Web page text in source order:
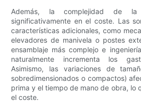
Además, la complejidad de la
significativamente en el coste. Las
características adicionales, como
elevadores de manivela o postes
ensamblaje más complejo e
naturalmente incrementa los
Asimismo, las variaciones de
sobredimensionados o compactos)
prima y el tiempo de mano de obra, lo
el coste.